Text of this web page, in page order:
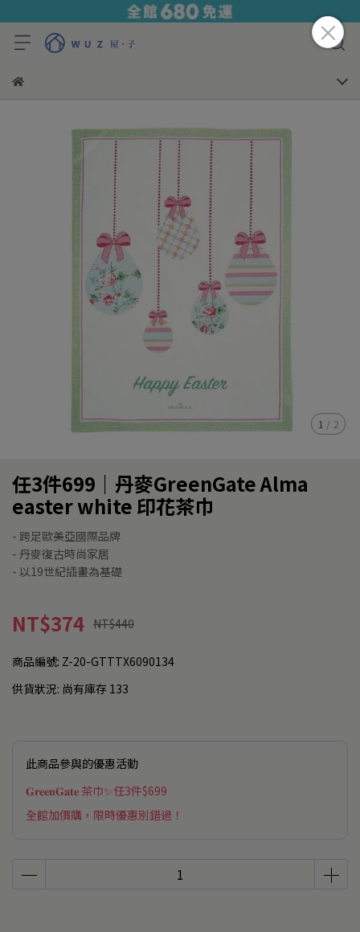
1 / 2
任3件699｜丹麥GreenGate Alma
easter white 印花茶巾
- 跨足歐美亞國際品牌
- 丹麥復古時尚家居
- 以19世紀插畫為基礎
NT$374 NT$440
商品編號: Z-20-GTTTX6090134
供貨狀況: 尚有庫存 133
此商品參與的優惠活動
𝐆𝐫𝐞𝐞𝐧𝐆𝐚𝐭𝐞 茶巾✨任3件$699
全館加價購，限時優惠別錯過！